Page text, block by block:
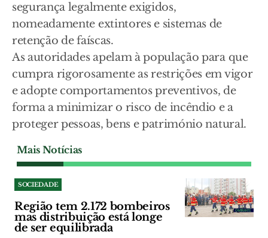
segurança legalmente exigidos,
nomeadamente extintores e sistemas de
retenção de faíscas.
As autoridades apelam à população para que
cumpra rigorosamente as restrições em vigor
e adopte comportamentos preventivos, de
forma a minimizar o risco de incêndio e a
proteger pessoas, bens e património natural.
Mais Notícias
SOCIEDADE
Região tem 2.172 bombeiros
mas distribuição está longe
de ser equilibrada